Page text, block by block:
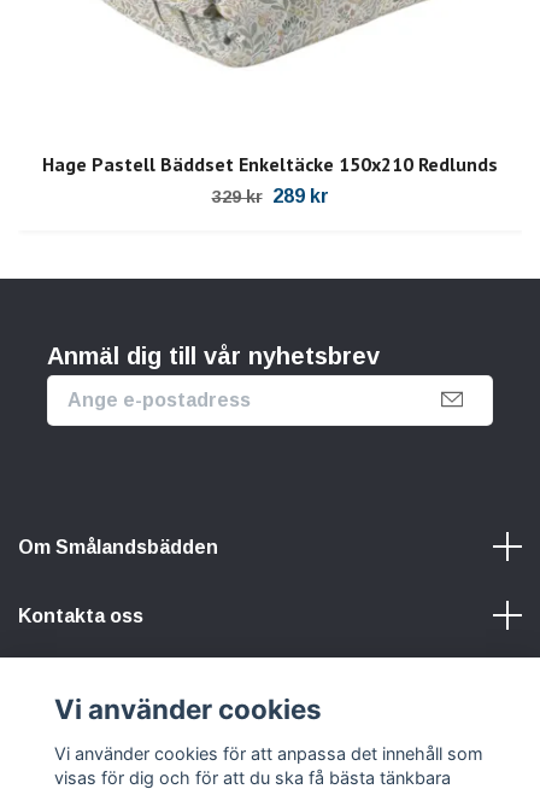
Hage Pastell Bäddset Enkeltäcke 150x210 Redlunds
329 kr 289 kr
Anmäl dig till vår nyhetsbrev
Om Smålandsbädden
Kontakta oss
Sociala medier
Vi använder cookies
Vi använder cookies för att anpassa det innehåll som
visas för dig och för att du ska få bästa tänkbara